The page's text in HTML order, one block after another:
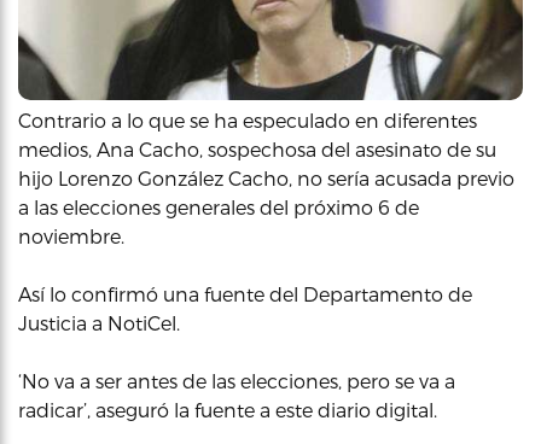
Contrario a lo que se ha especulado en diferentes
medios, Ana Cacho, sospechosa del asesinato de su
hijo Lorenzo González Cacho, no sería acusada previo
a las elecciones generales del próximo 6 de
noviembre.
Así lo confirmó una fuente del Departamento de
Justicia a NotiCel.
‘No va a ser antes de las elecciones, pero se va a
radicar’, aseguró la fuente a este diario digital.